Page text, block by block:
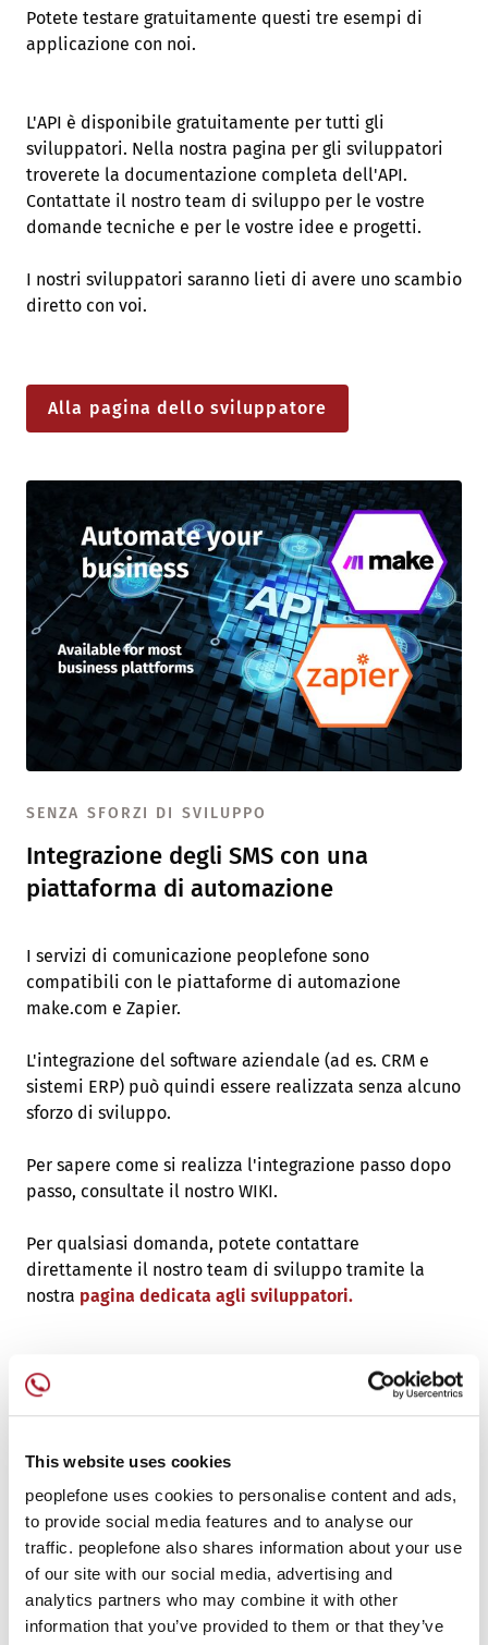
This website uses cookies
peoplefone uses cookies to personalise content and ads,
to provide social media features and to analyse our
traffic. peoplefone also shares information about your use
of our site with our social media, advertising and
analytics partners who may combine it with other
information that you’ve provided to them or that they’ve
Potete testare gratuitamente questi tre esempi di
applicazione con noi.
L'API è disponibile gratuitamente per tutti gli
sviluppatori. Nella nostra pagina per gli sviluppatori
troverete la documentazione completa dell'API.
Contattate il nostro team di sviluppo per le vostre
domande tecniche e per le vostre idee e progetti.
I nostri sviluppatori saranno lieti di avere uno scambio
diretto con voi.
Alla pagina dello sviluppatore
SENZA SFORZI DI SVILUPPO
Integrazione degli SMS con una
piattaforma di automazione
I servizi di comunicazione peoplefone sono
compatibili con le piattaforme di automazione
make.com e Zapier.
L'integrazione del software aziendale (ad es. CRM e
sistemi ERP) può quindi essere realizzata senza alcuno
sforzo di sviluppo.
Per sapere come si realizza l'integrazione passo dopo
passo, consultate il nostro WIKI.
Per qualsiasi domanda, potete contattare
direttamente il nostro team di sviluppo tramite la
nostra pagina dedicata agli sviluppatori.
Link al Wiki